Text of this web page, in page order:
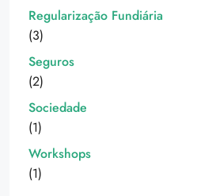
Regularização Fundiária
(3)
Seguros
(2)
Sociedade
(1)
Workshops
(1)